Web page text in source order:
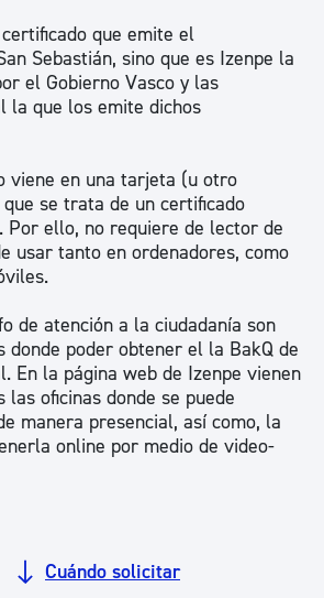
que emite el
Sebastián, sino que es Izenpe la
el Gobierno Vasco y las
la que los emite dichos
viene en una tarjeta (u otro
se trata de un certificado
Por ello, no requiere de lector de
usar tanto en ordenadores, como
de atención a la ciudadanía son
donde poder obtener el la BakQ de
En la página web de Izenpe vienen
oficinas donde se puede
manera presencial, así como, la
online por medio de video-
Cuándo solicitar